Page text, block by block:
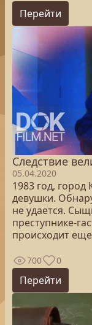
Перейти
Следствие
05.04.2020
1983 год,
девушки.
не удается.
преступнике-
происходит
700 0
Перейти